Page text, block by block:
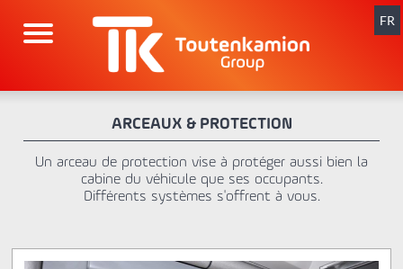
contenu
FR
ARCEAUX & PROTECTION
Un arceau de protection vise à protéger aussi bien la
cabine du véhicule que ses occupants.
Différents systèmes s'offrent à vous.